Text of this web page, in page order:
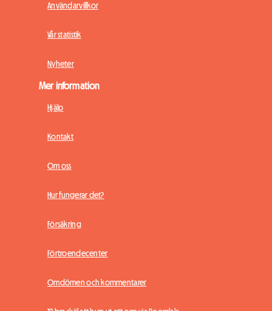
Användarvillkor
Vår statistik
Nyheter
Mer information
Hjälp
Kontakt
Om oss
Hur fungerar det?
Försäkring
Förtroendecenter
Omdömen och kommentarer